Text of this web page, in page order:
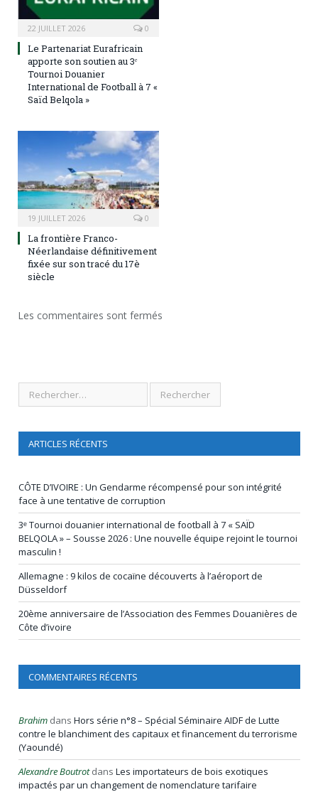
22 JUILLET 2026 0
Le Partenariat Eurafricain
apporte son soutien au 3ᵉ
Tournoi Douanier
International de Football à 7 «
Saïd Belqola »
19 JUILLET 2026 0
La frontière Franco-
Néerlandaise définitivement
fixée sur son tracé du 17è
siècle
Les commentaires sont fermés
ARTICLES RÉCENTS
CÔTE D’IVOIRE : Un Gendarme récompensé pour son intégrité
face à une tentative de corruption
3ᵉ Tournoi douanier international de football à 7 « SAÏD
BELQOLA » – Sousse 2026 : Une nouvelle équipe rejoint le tournoi
masculin !
Allemagne : 9 kilos de cocaïne découverts à l’aéroport de
Düsseldorf
20ème anniversaire de l’Association des Femmes Douanières de
Côte d’ivoire
COMMENTAIRES RÉCENTS
Brahim dans Hors série n°8 – Spécial Séminaire AIDF de Lutte
contre le blanchiment des capitaux et financement du terrorisme
(Yaoundé)
Alexandre Boutrotdans Les importateurs de bois exotiques
impactés par un changement de nomenclature tarifaire